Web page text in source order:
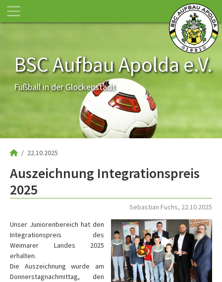
BSC Aufbau Apolda e.V.
Fußball in der Glockenstadt
22.10.2025
Auszeichnung Integrationspreis
2025
Sebastian Fuchs, 22.10.2025
Unser Juniorenbereich hat den
Integrationspreis des
Weimarer Landes 2025
erhalten.
Die Auszeichnung wurde am
Donnerstagnachmittag, den